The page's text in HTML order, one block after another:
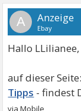
A
Hallo LLilianee,
Tipps